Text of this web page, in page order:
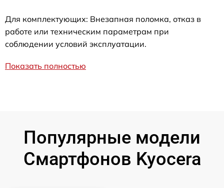
Для комплектующих: Внезапная поломка, отказ в
работе или техническим параметрам при
соблюдении условий эксплуатации.
Показать полностью
Популярные модели
Смартфонов Kyocera